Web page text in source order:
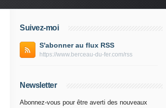
Suivez-moi
S'abonner au flux RSS
https://www.berceau-du-fer.com/rss
Newsletter
Abonnez-vous pour être averti des nouveaux